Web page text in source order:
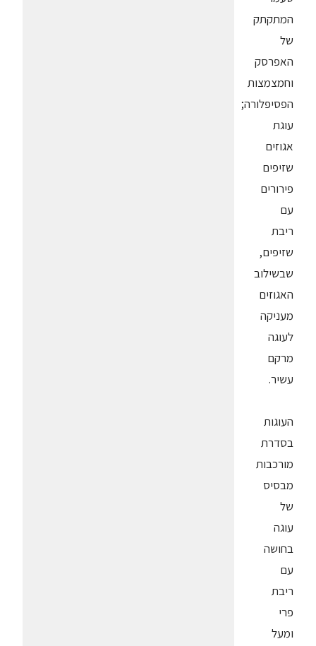
המתקתק
של
האפרסק
וחמצמצות
הפסיפלורה;
עוגת
אגוזים
שזיפים
פירורים
עם
ריבת
שזיפים,
שבשילוב
האגוזים
מעניקה
לעוגה
מרקם
עשיר.
העוגות
בסדרת
מורכבות
מבסיס
של
עוגה
בחושה
עם
ריבת
פרי
ומעל